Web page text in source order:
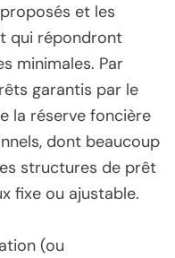
et les
qui répondront
minimales. Par
garantis par le
la réserve foncière
dont beaucoup
structures de prêt
fixe ou ajustable.
(ou